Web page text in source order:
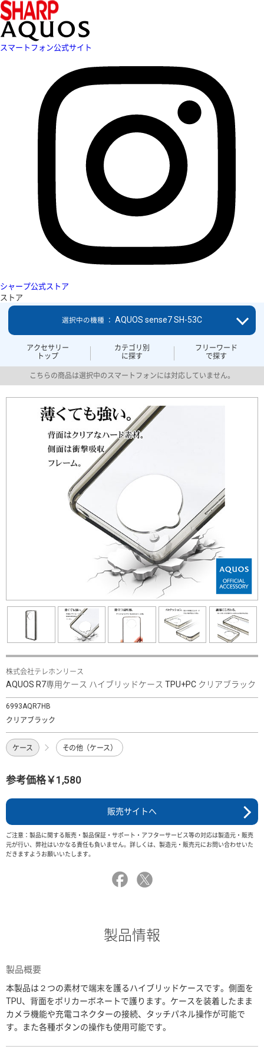
スマートフォン公式サイト
シャープ公式ストア
ストア
アクセサリー
トップ
カテゴリ別
に探す
フリーワード
で探す
選択中の機種 ： AQUOS sense7 SH-53C
こちらの商品は選択中のスマートフォンには対応していません。
株式会社テレホンリース
AQUOS R7専用ケース ハイブリッドケース TPU+PC クリアブラック
6993AQR7HB
クリアブラック
ケース その他（ケース）
参考価格￥1,580
販売サイトへ
ご注意：製品に関する販売・製品保証・サポート・アフターサービス等の対応は製造元・販売
元が行い、弊社はいかなる責任も負いません。詳しくは、製造元・販売元にお問い合わせいた
だきますようお願いいたします。
製品情報
製品概要
本製品は２つの素材で端末を護るハイブリッドケースです。側面を
TPU、背面をポリカーボネートで護ります。ケースを装着したまま
カメラ機能や充電コネクターの接続、タッチパネル操作が可能で
す。また各種ボタンの操作も使用可能です。